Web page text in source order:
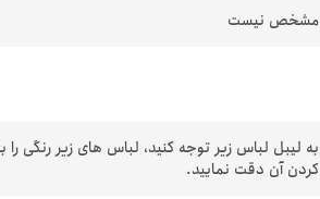
مشخص نیست
به لیبل لباس زیر توجه کنید، لباس های زیر رنگی
کردن آن دقت نمایید.